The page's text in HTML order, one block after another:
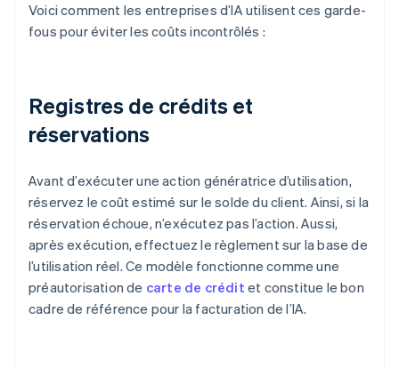
Voici comment les entreprises d’IA utilisent ces garde-
fous pour éviter les coûts incontrôlés :
Registres de crédits et
réservations
Avant d’exécuter une action génératrice d’utilisation,
réservez le coût estimé sur le solde du client. Ainsi, si la
réservation échoue, n’exécutez pas l’action. Aussi,
après exécution, effectuez le règlement sur la base de
l’utilisation réel. Ce modèle fonctionne comme une
préautorisation de carte de crédit et constitue le bon
cadre de référence pour la facturation de l’IA.